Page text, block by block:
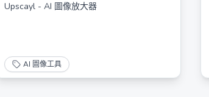
Upscayl - AI 圖像放大器
AI 圖像工具